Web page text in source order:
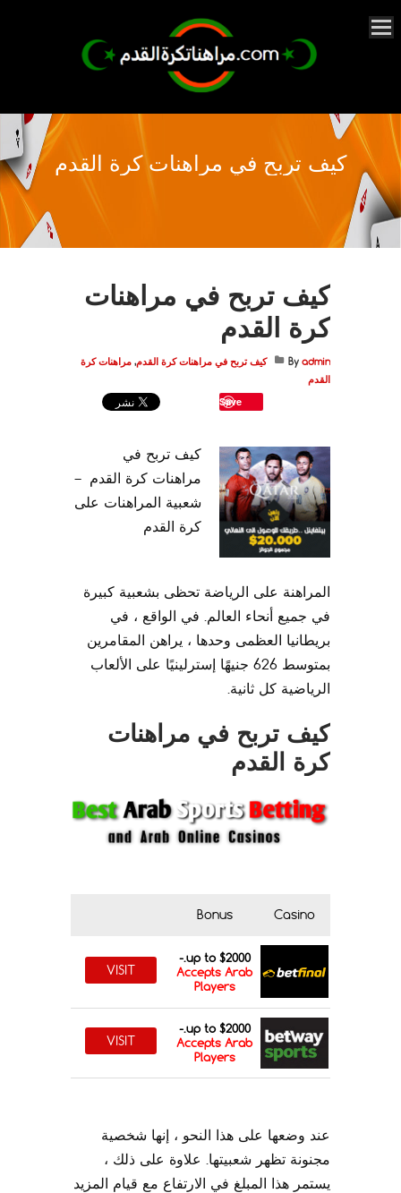
كيف تربح في مراهنات كرة القدم
كيف تربح في مراهنات
كرة القدم
By admin كيف تربح في مراهنات كرة القدم, مراهنات كرة
القدم
Save
كيف تربح في
مراهنات كرة القدم –
شعبية المراهنات على
كرة القدم
المراهنة على الرياضة تحظى بشعبية كبيرة
في جميع أنحاء العالم. في الواقع ، في
بريطانيا العظمى وحدها ، يراهن المقامرين
بمتوسط ​​626 جنيهًا إسترلينيًا على الألعاب
الرياضية كل ثانية.
كيف تربح في مراهنات
كرة القدم
Casino
Bonus
up to $2000.-
Accepts Arab
Players
VISIT
up to $2000.-
Accepts Arab
Players
VISIT
عند وضعها على هذا النحو ، إنها شخصية
مجنونة تظهر شعبيتها. علاوة على ذلك ،
يستمر هذا المبلغ في الارتفاع مع قيام المزيد